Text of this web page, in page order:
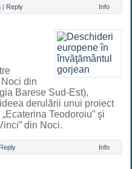
| Reply Info
din
Barese Sud-Est),
derulării unui proiect
Teodoroiu” şi
din Noci.
Reply Info